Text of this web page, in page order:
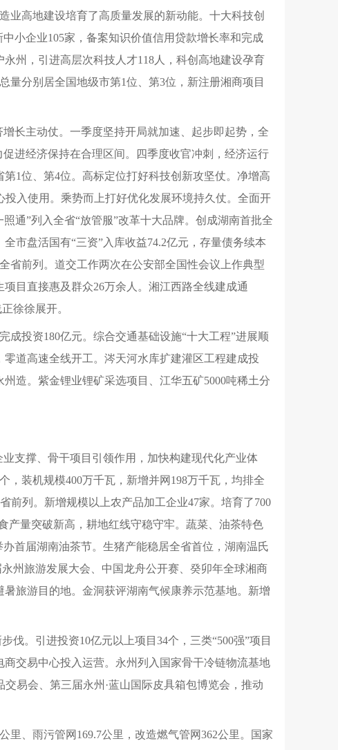
业高地建设培育了高质量发展的新动能。十大科技创
小企业105家，备案知识价值信用贷款增长率和完成
州，引进高层次科技人才118人，科创高地建设孕育
量分别居全国地级市第1位、第3位，新注册湘商项目
长主动仗。一季度坚持开局就加速、起步即起势，全
进经济保持在合理区间。四季度收官冲刺，经济运行
1位、第4位。高标定位打好科技创新攻坚仗。净增高
投入使用。乘势而上打好优化发展环境持久仗。全面开
通”列入全省“放管服”改革十大品牌。创成湖南首批全
市盘活国有“三资”入库收益74.2亿元，存量债务续本
省前列。道交工作两次在公安部全国性会议上作典型
目直接惠及群众26万余人。湘江西路全线建成通
徐徐展开。
成投资180亿元。综合交通基础设施“十大工程”进展顺
道高速全线开工。涔天河水库扩建灌区工程建成投
造。紫金锂业锂矿采选项目、江华五矿5000吨稀土分
支撑、骨干项目引领作用，加快构建现代化产业体
，装机规模400万千瓦，新增并网198万千瓦，均排全
前列。新增规模以上农产品加工企业47家。培育了700
产量突破新高，耕地红线守稳守牢。蔬菜、油茶特色
首届湖南油茶节。生猪产能稳居全省首位，湖南温氏
州旅游发展大会、中国龙舟公开赛、癸卯年全球湘商
旅游目的地。金洞获评湖南气候康养示范基地。新增
伐。引进投资10亿元以上项目34个，三类“500强”项目
交易中心投入运营。永州列入国家骨干冷链物流基地
易会、第三届永州·蓝山国际皮具箱包博览会，推动
里、雨污管网169.7公里，改造燃气管网362公里。国家